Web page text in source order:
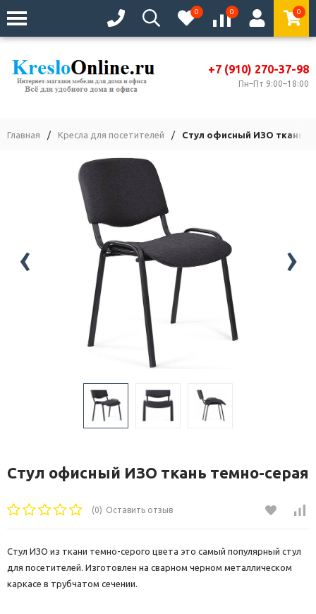
0 0 0
+7 (910) 270-37-98
Пн–Пт 9:00–18:00
Главная / Кресла для посетителей / Стул офисный ИЗО ткань
‹ ›
Стул офисный ИЗО ткань темно-серая
(0) Оставить отзыв
Стул ИЗО из ткани темно-серого цвета это самый популярный стул
для посетителей. Изготовлен на сварном черном металлическом
каркасе в трубчатом сечении.